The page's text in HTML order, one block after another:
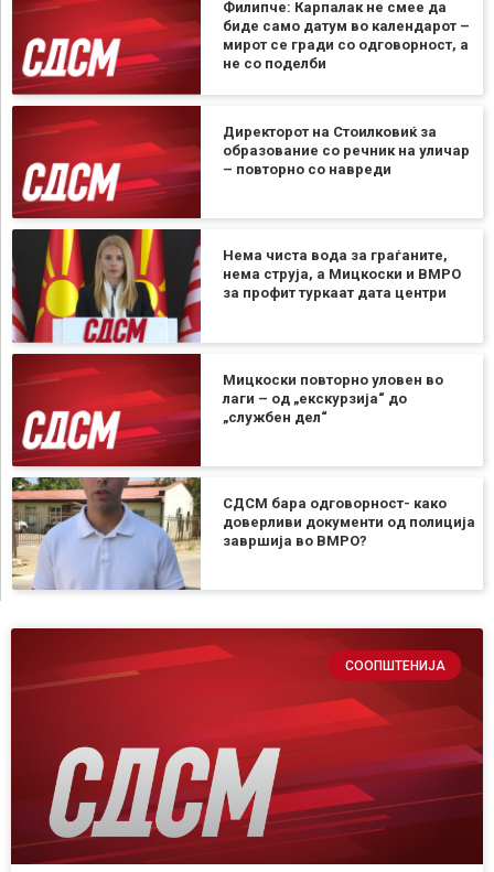
Филипче: Карпалак не смее да
биде само датум во календарот –
мирот се гради со одговорност, а
не со поделби
Директорот на Стоилковиќ за
образование со речник на уличар
– повторно со навреди
Нема чиста вода за граѓаните,
нема струја, а Мицкоски и ВМРО
за профит туркаат дата центри
Мицкоски повторно уловен во
лаги – од „екскурзија“ до
„службен дел“
СДСМ бара одговорност- како
доверливи документи од полиција
завршија во ВМРО?
СООПШТЕНИЈА